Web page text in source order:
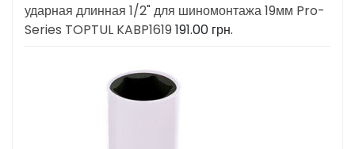
ударная длинная 1/2" для шиномонтажа 19мм Pro-
Series TOPTUL KABP1619 191.00 грн.